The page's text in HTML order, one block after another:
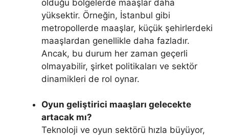
olduğu bölgelerde maaşlar daha
yüksektir. Örneğin, İstanbul gibi
metropollerde maaşlar, küçük şehirlerdeki
maaşlardan genellikle daha fazladır.
Ancak, bu durum her zaman geçerli
olmayabilir, şirket politikaları ve sektör
dinamikleri de rol oynar.
Oyun geliştirici maaşları gelecekte
artacak mı?
Teknoloji ve oyun sektörü hızla büyüyor,